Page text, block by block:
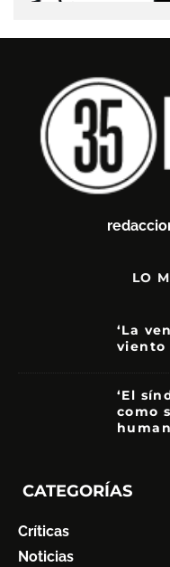
LO
‘La
viento
‘El
como
CATEGORÍAS
Críticas
Noticias